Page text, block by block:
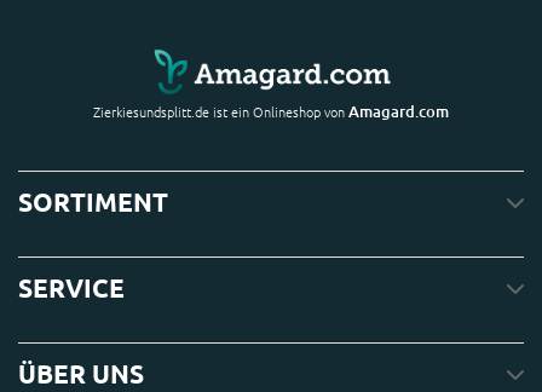
Zierkiesundsplitt.de ist ein Onlineshop vonAmagard.com
SORTIMENT
SERVICE
ÜBER UNS